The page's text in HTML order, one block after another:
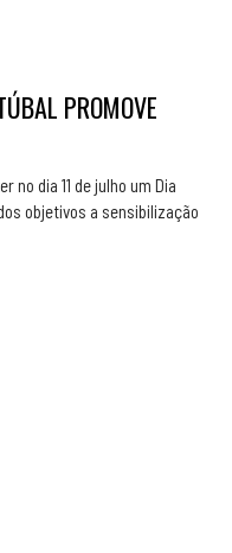
PROMOVE
no dia 11 de julho um Dia
objetivos a sensibilização